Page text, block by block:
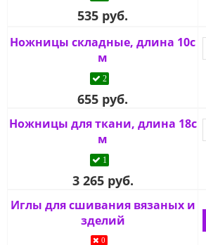
535 руб.
Ножницы складные, длина 10с
м
2
655 руб.
Ножницы для ткани, длина 18с
м
1
3 265 руб.
Иглы для сшивания вязаных и
зделий
0